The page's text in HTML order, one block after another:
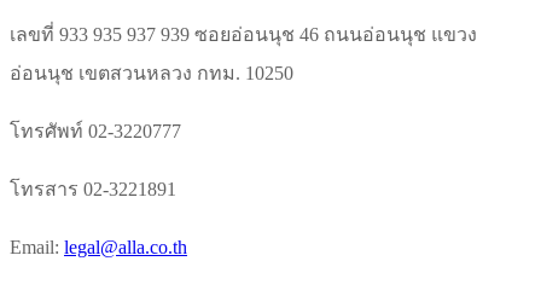
เลขที่ 933 935 937 939 ซอยอ่อนนุช 46 ถนนอ่อนนุช แขวง
อ่อนนุช เขตสวนหลวง กทม. 10250
โทรศัพท์ 02-3220777
โทรสาร 02-3221891
Email: legal@alla.co.th